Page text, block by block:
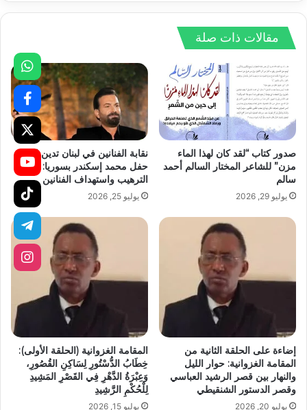
مقالات ذات صلة
صدور كتاب “لقد كان لهذا الماء
مزن” للشاعر المختار السالم أحمد
سالم
يوليو 29, 2026
نقابة الفنانين في لبنان تدين إلغاء
حفل محمد إسكندر بسوريا: نرفض
الترهيب واستهداف الفنانين
يوليو 25, 2026
إضاءة على الحلقة الثانية من
المقامة الغزوانية: حوار الليل
والنهار بين قصر الرشيد العباسي
وقصر الدستور الشنقيطي
يوليو 20, 2026
المقامة الغزوانية (الحلقة الأولى):
خِطَابُ الدُّسْتُورِ لِسَاكِنِ القُصُورِ،
وَعِبْرَةُ الدَّهْرِ فِي القَصْرِ المَشِيدِ
لِلْحُكْمِ الرَّشِيدِ
يوليو 15, 2026